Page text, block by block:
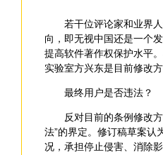
若干位评论家和业界人
向，即无视中国还是一个
提高软件著作权保护水平
实验室方兴东是目前修改
最终用户是否违法？
反对目前的条例修改方
法”的界定。修订稿草案认
况，承担停止侵害、消除